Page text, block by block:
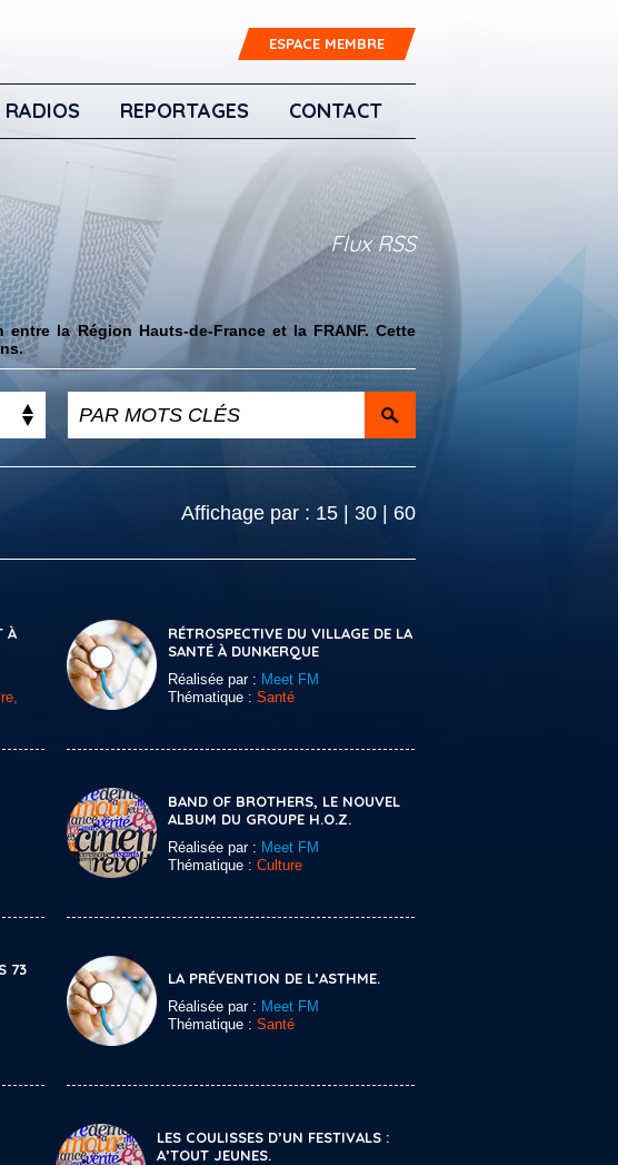
ESPACE MEMBRE
RADIOS REPORTAGES CONTACT
Flux RSS
la Région Hauts-de-France et la FRANF. Cette
Affichage par : 15 30 60
À
RÉTROSPECTIVE DU VILLAGE DE LA
SANTÉ À DUNKERQUE
Réalisée par : Meet FM
Thématique : Santé
BAND OF BROTHERS, LE NOUVEL
ALBUM DU GROUPE H.O.Z.
Réalisée par : Meet FM
Thématique : Culture
73
LA PRÉVENTION DE L’ASTHME.
Réalisée par : Meet FM
Thématique : Santé
LES COULISSES D’UN FESTIVALS :
A’TOUT JEUNES.